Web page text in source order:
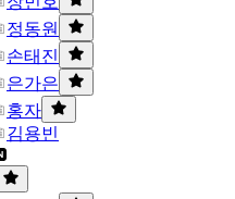
정동원
손태진
은가은
홍자
김용빈